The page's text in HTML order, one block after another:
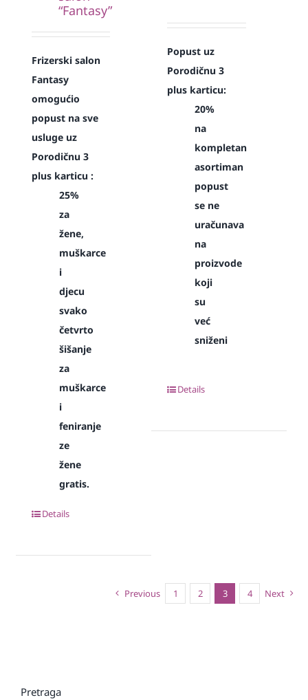
“Fantasy”
Frizerski salon
Fantasy
omogućio
popust na sve
usluge uz
Porodičnu 3
plus karticu :
25%
za
žene,
muškarce
i
djecu
svako
četvrto
šišanje
za
muškarce
i
feniranje
ze
žene
gratis.
Details
Popust uz
Porodičnu 3
plus karticu:
20%
na
kompletan
asortiman
popust
se ne
uračunava
na
proizvode
koji
su
već
sniženi
Details
Previous 1 2 3 4 Next
Pretraga